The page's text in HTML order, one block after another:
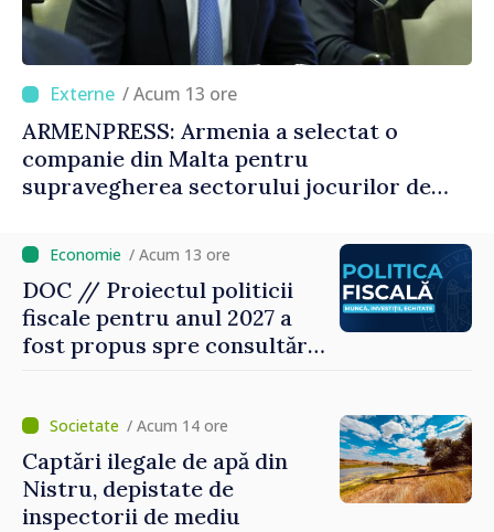
/ Acum 13 ore
ARMENPRESS: Armenia a selectat o
companie din Malta pentru
supravegherea sectorului jocurilor de
/ Acum 13 ore
DOC // Proiectul politicii
fiscale pentru anul 2027 a
fost propus spre consultări
/ Acum 14 ore
Captări ilegale de apă din
Nistru, depistate de
inspectorii de mediu